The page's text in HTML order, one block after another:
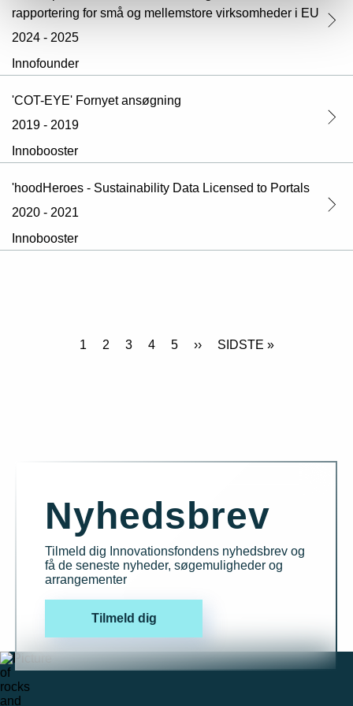
rapportering for små og mellemstore virksomheder i EU
2024 - 2025
Innofounder
'COT-EYE' Fornyet ansøgning
2019 - 2019
Innobooster
'hoodHeroes - Sustainability Data Licensed to Portals
2020 - 2021
Innobooster
1 2 3 4 5 ›› SIDSTE »
Nyhedsbrev
Tilmeld dig Innovationsfondens nyhedsbrev og
få de seneste nyheder, søgemuligheder og
arrangementer
Tilmeld dig